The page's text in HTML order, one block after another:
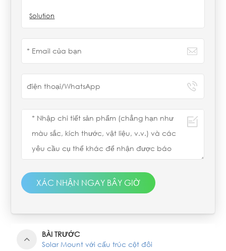
Solution
XÁC NHẬN NGAY BÂY GIỜ
BÀI TRƯỚC
Solar Mount với cấu trúc cột đôi